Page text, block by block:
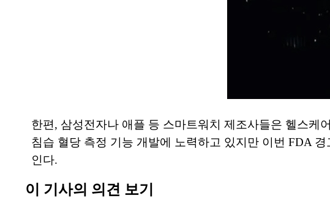
한편, 삼성전자나 애플 등 스마트워치 제조사들은 헬스케
침습 혈당 측정 기능 개발에 노력하고 있지만 이번 FDA
인다.
이 기사의 의견 보기